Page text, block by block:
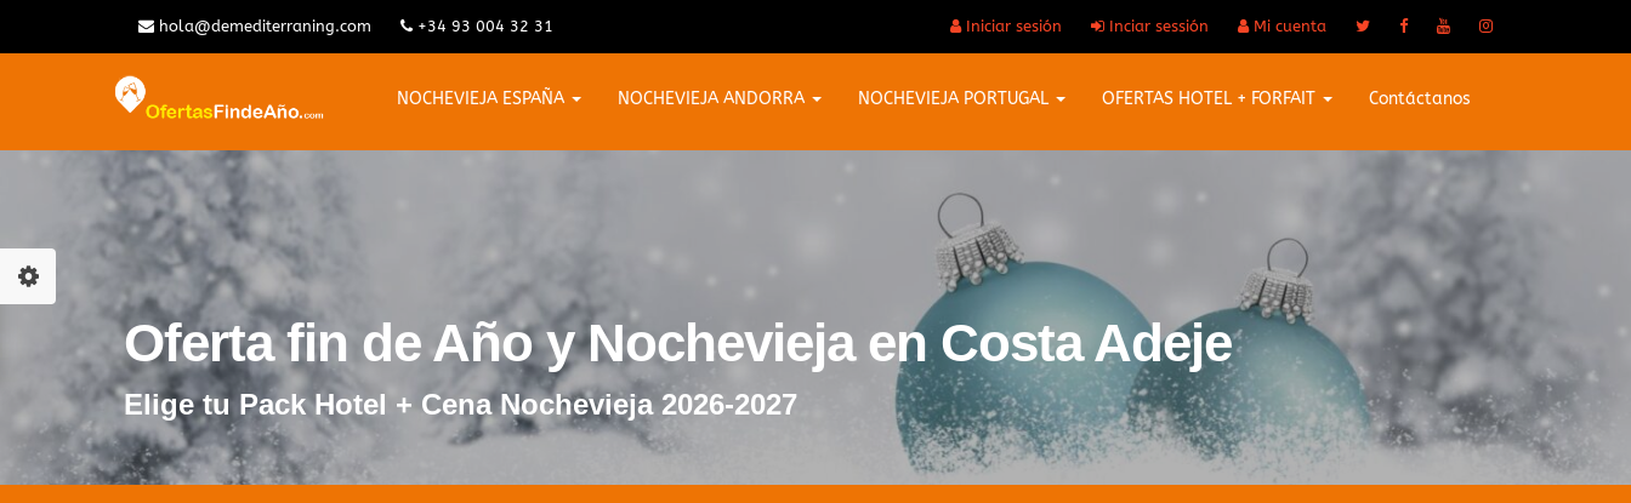
hola@demediterraning.com +34 93 004 32 31 Iniciar sesión Inciar sessión Mi cuenta
NOCHEVIEJA ESPAÑA NOCHEVIEJA ANDORRA NOCHEVIEJA PORTUGAL OFERTAS HOTEL + FORFAIT Contáctanos
Oferta fin de Año y Nochevieja en Costa Adeje
Elige tu Pack Hotel + Cena Nochevieja 2026-2027